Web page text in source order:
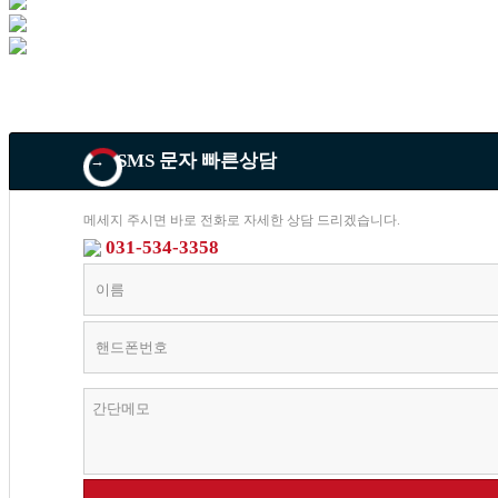
→ SMS 문자 빠른상담
메세지 주시면 바로 전화로 자세한 상담 드리겠습니다.
031-534-3358